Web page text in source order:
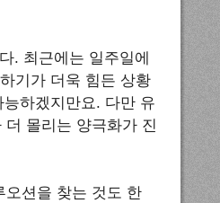
. 최근에는 일주일에
기가 더욱 힘든 상황
하겠지만요. 다만 유
몰리는 양극화가 진
오션을 찾는 것도 한